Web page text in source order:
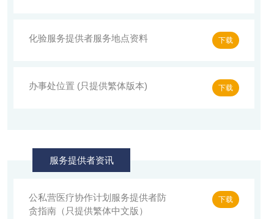
化验服务提供者服务地点资料 下载
办事处位置 (只提供繁体版本) 下载
服务提供者资讯
公私营医疗协作计划服务提供者防
贪指南（只提供繁体中文版）
下载